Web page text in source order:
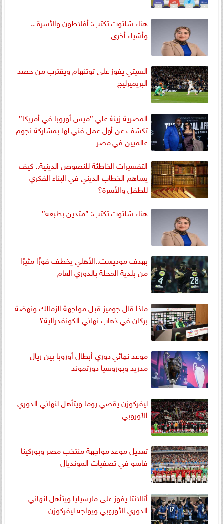
هناء شلتوت تكتب: أفلاطون والأسرة ..
وأشياء أخرى
السيتي يفوز على توتنهام ويقترب من حصد
البريميرليج
المصرية زينة علي ”ميس أوروبا في أمريكا”
تكشف عن أول عمل فني لها بمشاركة نجوم
عالميين في مصر
التفسيرات الخاطئة للنصوص الدينية.. كيف
يساهم الخطاب الديني في البناء الفكري
للطفل والأسرة؟
هناء شلتوت تكتب: ”متدين بطبعه”
بهدف موديست..الأهلي يخطف فوزًا مثيرًا
من بلدية المحلة بالدوري العام
ماذا قال جوميز قبل مواجهة الزمالك ونهضة
بركان في ذهاب نهائي الكونفدرالية؟
موعد نهائي دوري أبطال أوروبا بين ريال
مدريد وبوروسيا دورتموند
ليفركوزن يقصي روما ويتأهل لنهائي الدوري
الأوروبي
تعديل موعد مواجهة منتخب مصر وبوركينا
فاسو في تصفيات المونديال
أتالانتا يفوز على مارسيليا ويتأهل لنهائي
الدوري الأوروبي ويواجه ليفركوزن